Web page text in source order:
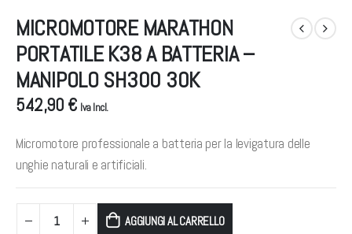
MICROMOTORE MARATHON
PORTATILE K38 A BATTERIA –
MANIPOLO SH300 30K
542,90 € Iva Incl.
Micromotore professionale a batteria per la levigatura delle
unghie naturali e artificiali.
AGGIUNGI AL CARRELLO